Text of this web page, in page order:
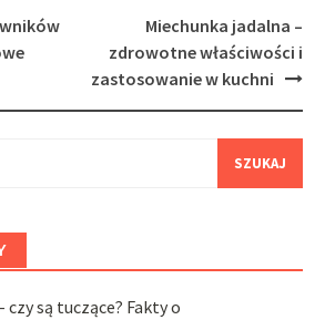
Miechunka jadalna –
zdrowotne właściwości i
zastosowanie w kuchni
czy są tuczące? Fakty o